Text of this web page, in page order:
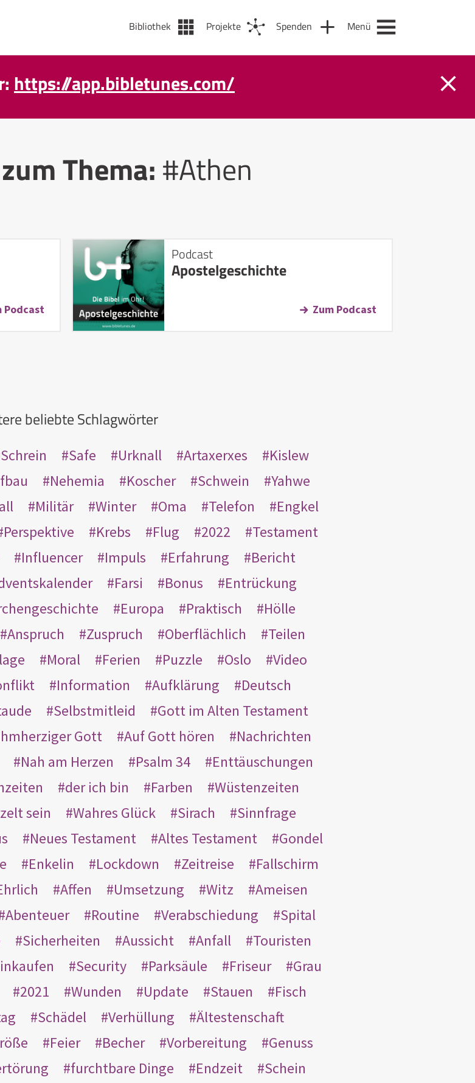
Bibliothek Projekte Spenden Menü
https://app.bibletunes.com/
Thema:#Athen
Podcast
Podcast
Apostelgeschichte
Zum Podcast
beliebte Schlagwörter
Schrein Safe Urknall Artaxerxes
Kislew
Nehemia Koscher Schwein
Yahwe
Militär Winter Oma Telefon
Engkel
Perspektive Krebs Flug 2022
Testament
Influencer Impuls Erfahrung
Bericht
Farsi Bonus
Entrückung
Europa Praktisch
Hölle
Anspruch Zuspruch Oberflächlich
Teilen
Moral Ferien Puzzle Oslo
Video
Information Aufklärung
Deutsch
Selbstmitleid
Gott im Alten Testament
Gott Auf Gott hören
Nachrichten
Nah am Herzen Psalm 34
Enttäuschungen
der ich bin Farben
Wüstenzeiten
sein Wahres Glück Sirach
Sinnfrage
Neues Testament Altes Testament
Gondel
Enkelin Lockdown Zeitreise
Fallschirm
Affen Umsetzung Witz
Ameisen
Abenteuer Routine Verabschiedung
Spital
Sicherheiten Aussicht Anfall
Touristen
Security Parksäule Friseur
Grau
2021 Wunden Update Stauen
Fisch
Schädel Verhüllung
Ältestenschaft
Feier Becher Vorbereitung
Genuss
furchtbare Dinge Endzeit
Schein